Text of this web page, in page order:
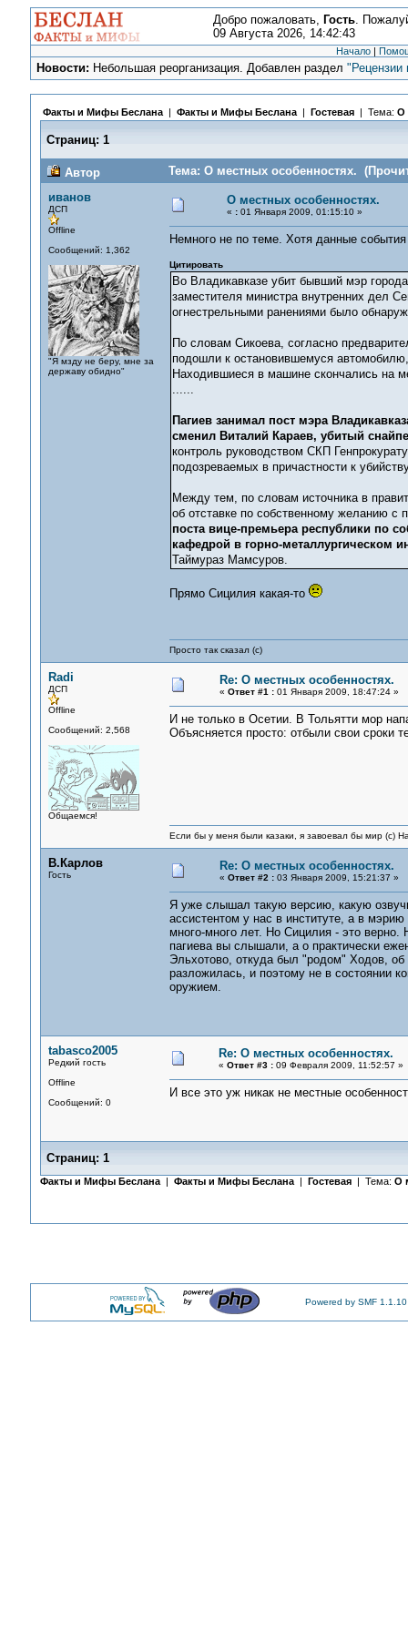
Добро пожаловать, Гость.
09 Августа 2026, 14:42:43
Начало |
Новости: Небольшая реорганизация. Добавлен раздел"Рецензии
Факты и Мифы Беслана| Факты и Мифы Беслана| Гостевая | Тема: О
Страниц: 1
Автор
Тема: О местных особенностях.
иванов
ДСП
Offline
Сообщений: 1,362
"Я мзду не беру, мне за
державу обидно"
О местных особенностях.
« :01 Января 2009, 01:15:10 »
Немного не по теме. Хотя данные
Цитировать
Во Владикавказе убит бывший мэр
заместителя министра внутренних дел
огнестрельными ранениями было
По словам Сикоева, согласно
подошли к остановившемуся
Находившиеся в машине скончались на
......
Пагиев занимал пост мэра
сменил Виталий Караев, убитый
контроль руководством СКП
подозреваемых в причастности к
Между тем, по словам источника в
об отставке по собственному желанию с
поста вице-премьера республики по
кафедрой в горно-металлургическом
Таймураз Мамсуров.
Прямо Сицилия какая-то
Просто так сказал (с)
Radi
ДСП
Offline
Сообщений: 2,568
Общаемся!
Re: О местных особенностях.
« Ответ #1 :01 Января 2009, 18:47:24 »
И не только в Осетии. В Тольятти мор
Объясняется просто: отбыли свои сроки
Если бы у меня были казаки, я завоевал бы мир (с)
В.Карлов
Гость
Re: О местных особенностях.
« Ответ #2 :03 Января 2009, 15:21:37 »
Я уже слышал такую версию, какую
ассистентом у нас в институте, а в
много-много лет. Но Сицилия - это
пагиева вы слышали, а о практически
Эльхотово, откуда был "родом" Ходов, об
разложилась, и поэтому не в состоянии
оружием.
tabasco2005
Редкий гость
Offline
Сообщений: 0
Re: О местных особенностях.
« Ответ #3 :09 Февраля 2009, 11:52:57 »
И все это уж никак не местные
Страниц: 1
Факты и Мифы Беслана| Факты и Мифы Беслана| Гостевая | Тема: О
Powered by SMF 1.1.10